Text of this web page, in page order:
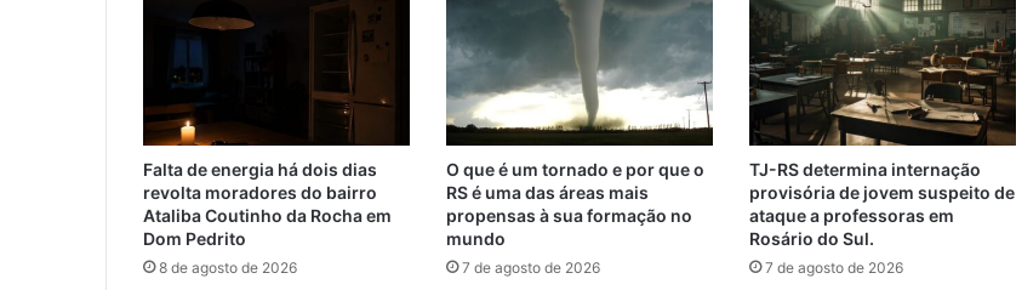
Falta de energia há dois dias
revolta moradores do bairro
Ataliba Coutinho da Rocha em
Dom Pedrito
8 de agosto de 2026
O que é um tornado e por que o
RS é uma das áreas mais
propensas à sua formação no
mundo
7 de agosto de 2026
TJ-RS determina internação
provisória de jovem suspeito de
ataque a professoras em
Rosário do Sul.
7 de agosto de 2026